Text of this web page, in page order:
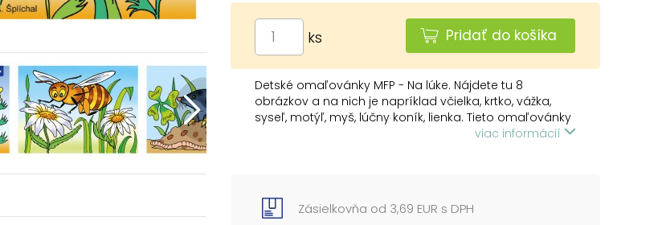
ks Pridať do košíka
Detské omaľovánky MFP - Na lúke. Nájdete tu 8
obrázkov a na nich je napríklad včielka, krtko, vážka,
syseľ, motýľ, myš, lúčny koník, lienka. Tieto omaľovánky
sú jednoduché s veľkými obrázkami teda vhodné aj
schopností a zručností, najmä má veľký vplyv na
jemnú motoriku ruky.
viac informácií
Zásielkovňa od 3,69 EUR s DPH